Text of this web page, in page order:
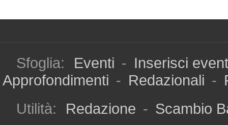
Sfoglia: Eventi - Inserisci
Approfondimenti - Redazionali -
Utilità:
Redazione - Scambio